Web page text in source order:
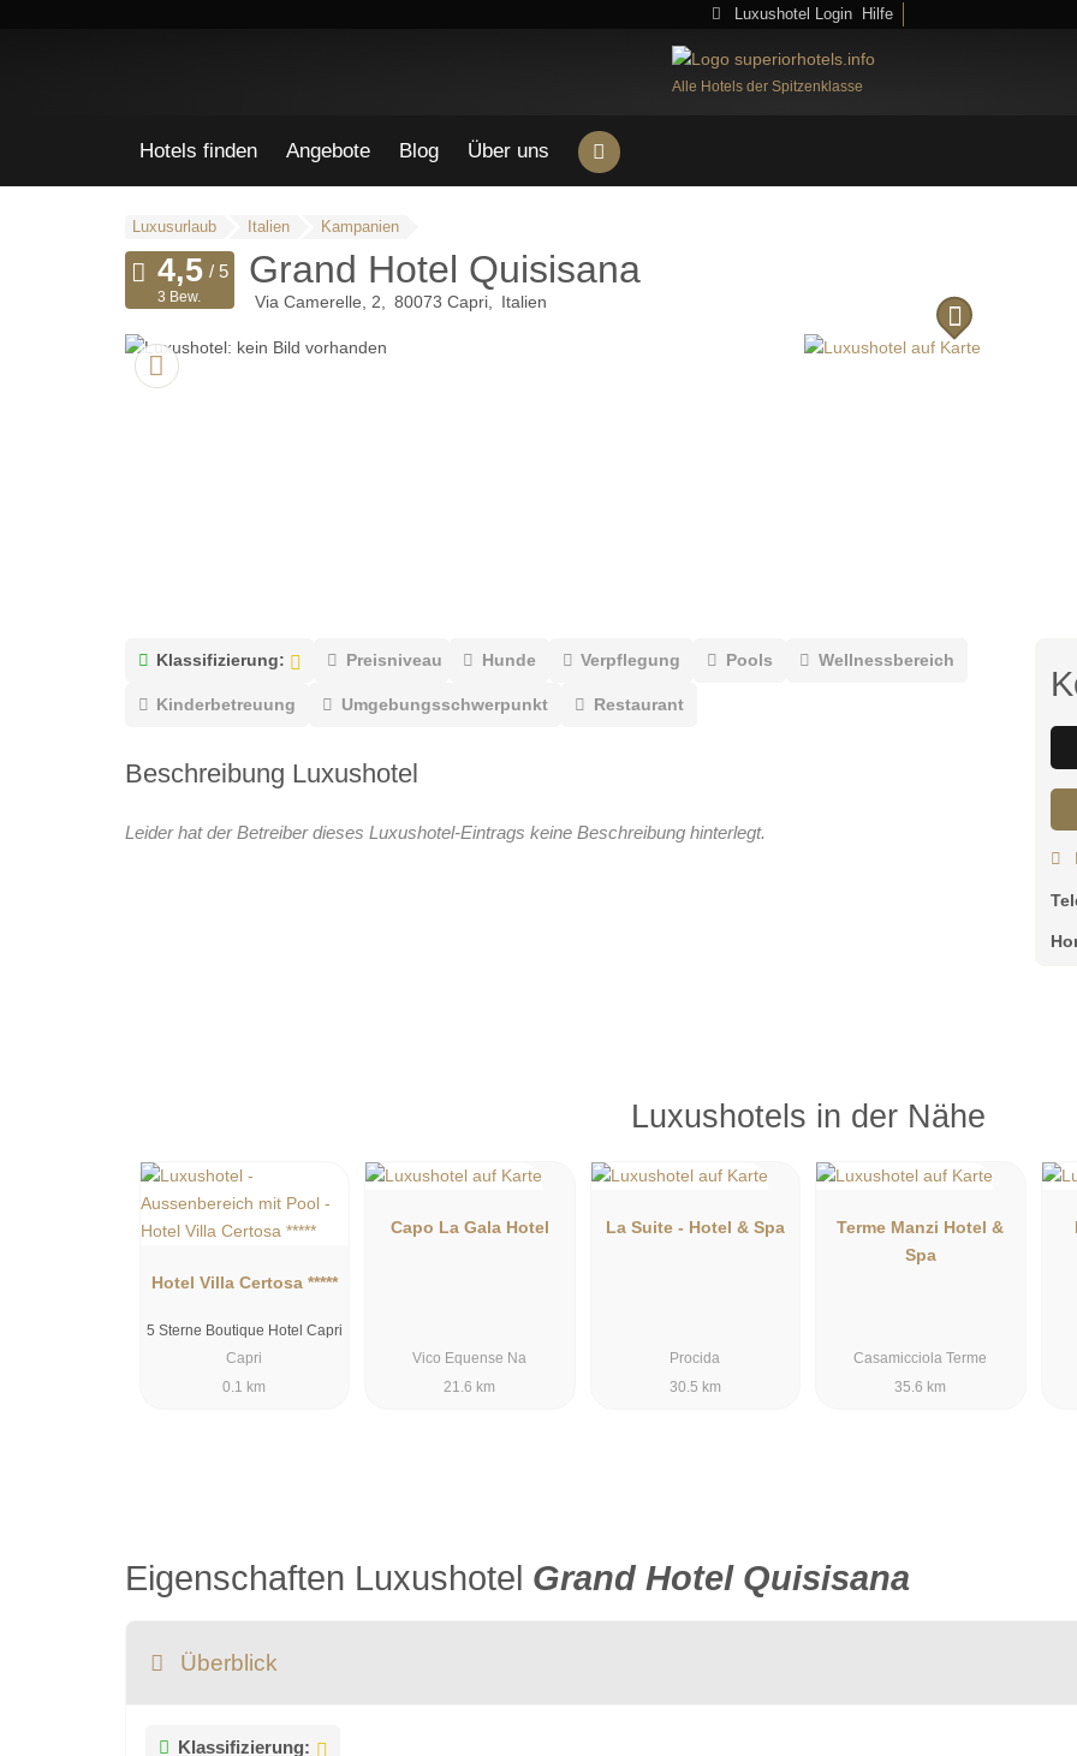
Luxushotel Login Hilfe
Alle Hotels der Spitzenklasse
Hotels finden Angebote Blog Über uns
Luxusurlaub Italien Kampanien
Grand Hotel Quisisana
Via Camerelle, 2 80073 Capri Italien
3 Bew.
Klassifizierung: Preisniveau Hunde Verpflegung Pools Wellnessbereich
Kinderbetreuung Umgebungsschwerpunkt Restaurant
Beschreibung Luxushotel
Leider hat der Betreiber dieses Luxushotel-Eintrags keine Beschreibung hinterlegt.
Luxushotels in der Nähe
Hotel Villa Certosa *****
5 Sterne Boutique Hotel Capri
Capri
0.1 km
Capo La Gala Hotel
Vico Equense Na
21.6 km
La Suite - Hotel & Spa
Procida
30.5 km
Terme Manzi Hotel &
Spa
Casamicciola Terme
35.6 km
Eigenschaften Luxushotel Grand Hotel Quisisana
Überblick
Klassifizierung: